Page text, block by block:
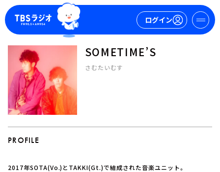
ログイン
マイページ
ログイン
SOMETIME’S
さむたいむす
PROFILE
2017年SOTA(Vo.)とTAKKI(Gt.)で結成された音楽ユニット。